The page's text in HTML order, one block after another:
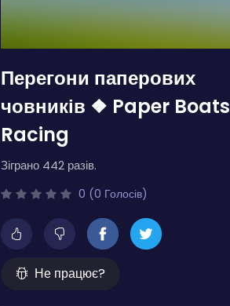
Перегони паперових
човників ❖ Paper Boats
Racing
Зіграно 442 разів.
0 (0 Голосів)
Не працює?